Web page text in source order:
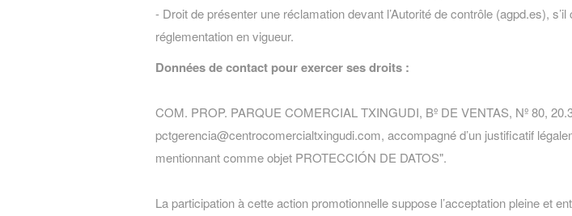
- Droit de présenter une réclamation devant l’Autorité de contrôle (agpd.es),
réglementation en vigueur.
Données de contact pour exercer ses droits :
COM. PROP. PARQUE COMERCIAL TXINGUDI, Bº DE VENTAS, Nº 80,
pctgerencia@centrocomercialtxingudi.com, accompagné d’un justificatif
mentionnant comme objet PROTECCIÓN DE DATOS".
La participation à cette action promotionnelle suppose l’acceptation pleine et